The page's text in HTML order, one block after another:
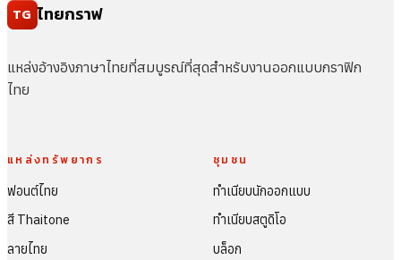
TG ไทยกราฟ
แหล่งอ้างอิงภาษาไทยที่สมบูรณ์ที่สุดสำหรับงานออกแบบกราฟิก
ไทย
แหล่งทรัพยากร
ฟอนต์ไทย
สี Thaitone
ลายไทย
ชุมชน
ทำเนียบนักออกแบบ
ทำเนียบสตูดิโอ
บล็อก